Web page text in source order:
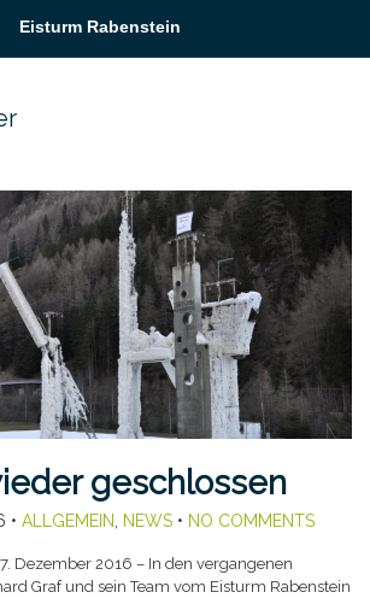
Eisturm Rabenstein
geschlossen
• ALLGEMEIN, NEWS • NO COMMENTS
Dezember 2016 – In den vergangenen
Graf und sein Team vom Eisturm Rabenstein